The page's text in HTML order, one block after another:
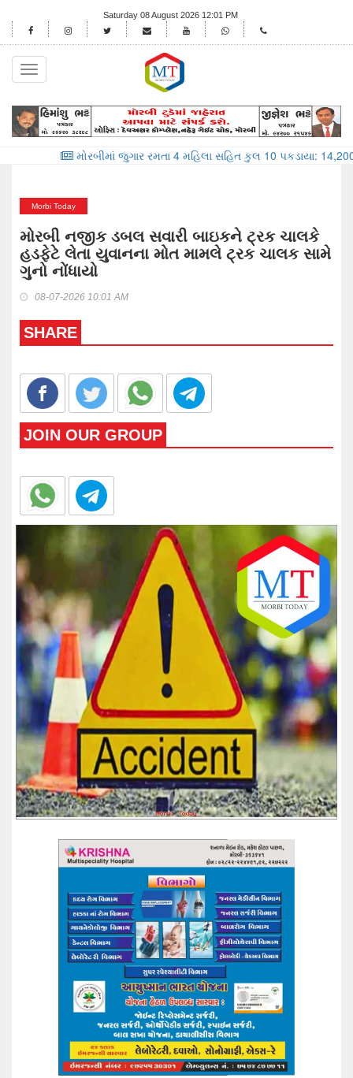
Saturday 08 August 2026 12:01 PM
Toggle
navigation
મોરબીમાં જુગાર રમતા 4 મહિલા સહિત કુલ 10 પકડાયા: 14,200 ની રોકડ
Morbi Today
મોરબી નજીક ડબલ સવારી બાઇકને ટ્રક ચાલકે
હડફેટે લેતા યુવાનના મોત મામલે ટ્રક ચાલક સામે
ગુનો નોંધાયો
08-07-2026 10:01 AM
SHARE
JOIN OUR GROUP